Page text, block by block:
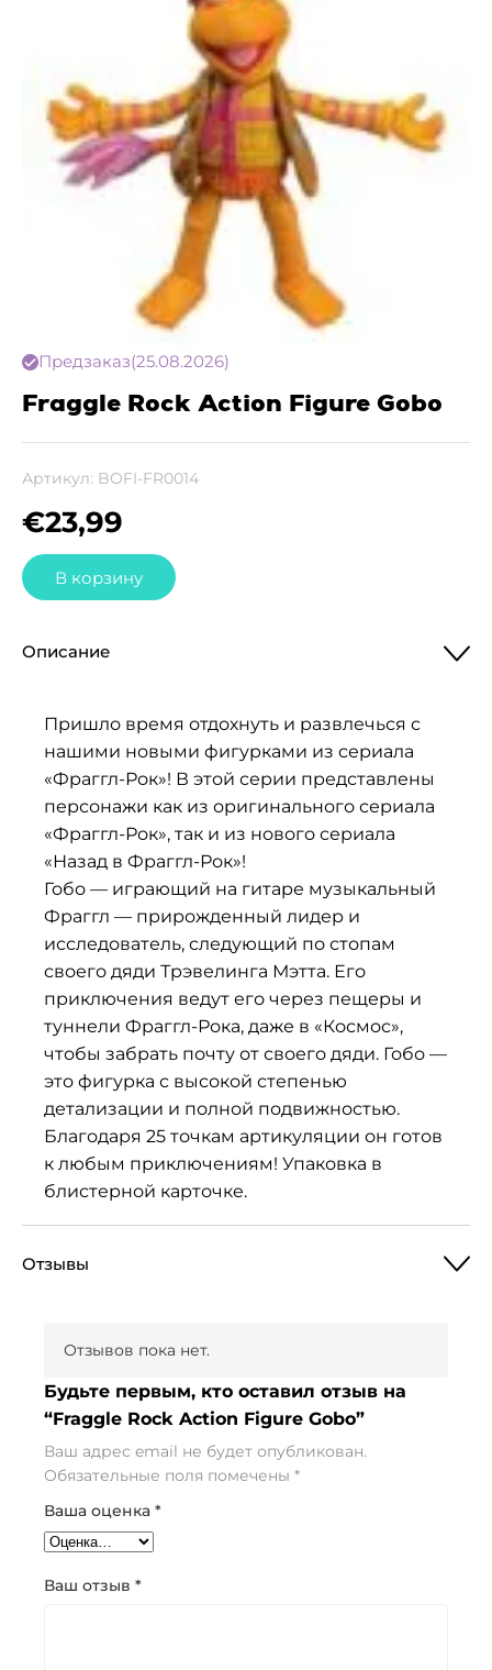
Предзаказ(25.08.2026)
Fraggle Rock Action Figure Gobo
Артикул: BOFI-FR0014
€23,99
В корзину
Описание
Пришло время отдохнуть и развлечься с
нашими новыми фигурками из сериала
«Фраггл-Рок»! В этой серии представлены
персонажи как из оригинального сериала
«Фраггл-Рок», так и из нового сериала
«Назад в Фраггл-Рок»!
Гобо — играющий на гитаре музыкальный
Фраггл — прирожденный лидер и
исследователь, следующий по стопам
своего дяди Трэвелинга Мэтта. Его
приключения ведут его через пещеры и
туннели Фраггл-Рока, даже в «Космос»,
чтобы забрать почту от своего дяди. Гобо —
это фигурка с высокой степенью
детализации и полной подвижностью.
Благодаря 25 точкам артикуляции он готов
к любым приключениям! Упаковка в
блистерной карточке.
Отзывы
Отзывов пока нет.
Будьте первым, кто оставил отзыв на
“Fraggle Rock Action Figure Gobo”
Ваш адрес email не будет опубликован.
Обязательные поля помечены *
Ваша оценка *
Ваш отзыв *